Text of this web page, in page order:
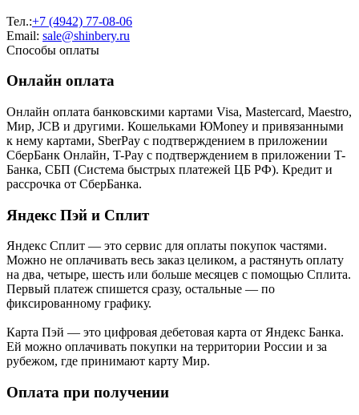
Тел.:+7 (4942) 77-08-06
Email: sale@shinbery.ru
Способы оплаты
Онлайн оплата
Онлайн оплата банковскими картами Visa, Mastercard, Maestro,
Мир, JCB и другими. Кошельками ЮMoney и привязанными
к нему картами, SberPay с подтверждением в приложении
СберБанк Онлайн, T-Pay с подтверждением в приложении T-
Банка, СБП (Система быстрых платежей ЦБ РФ). Кредит и
рассрочка от СберБанка.
Яндекс Пэй и Сплит
Яндекс Cплит — это сервис для оплаты покупок частями.
Можно не оплачивать весь заказ целиком, а растянуть оплату
на два, четыре, шесть или больше месяцев с помощью Сплита.
Первый платеж спишется сразу, остальные — по
фиксированному графику.
Карта Пэй — это цифровая дебетовая карта от Яндекс Банка.
Ей можно оплачивать покупки на территории России и за
рубежом, где принимают карту Мир.
Оплата при получении